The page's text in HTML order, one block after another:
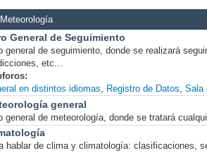
General de Seguimiento
general de seguimiento, donde se realizará
etc...
en distintos idiomas
Registro de Datos Sala
general
general de meteorología, donde se tratará
hablar de clima y climatología: clasificaciones,